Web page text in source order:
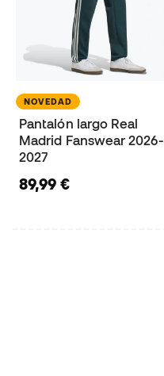
NOVEDAD
Pantalón largo Real
Madrid Fanswear 2026-
2027
89,99 €